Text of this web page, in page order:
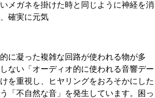
メガネを掛けた時と同じように神経を消
確実に元気
に凝った複雑な回路が使われる物が多
ない「オーディオ的に使われる音響デー
を重視し、ヒヤリングをおろそかにした
「不自然な音」を発生しています。困っ